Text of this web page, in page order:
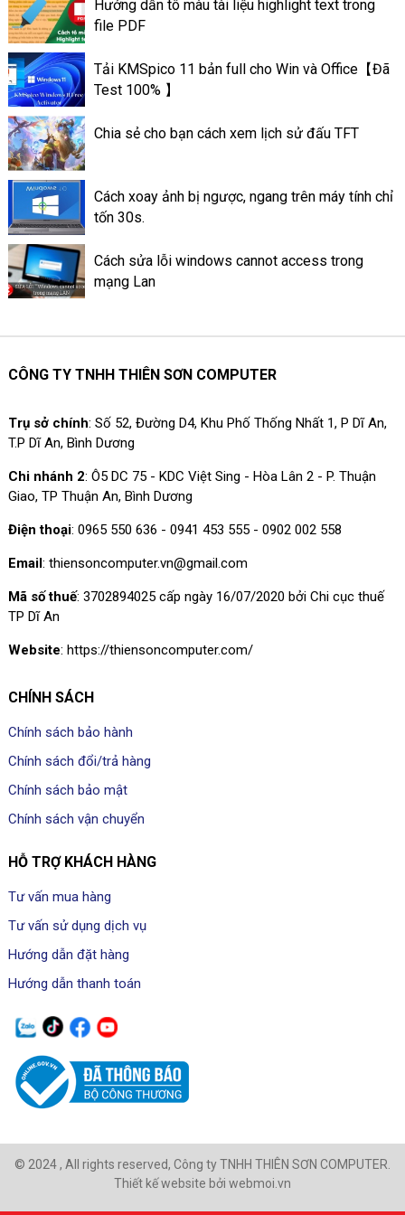
tin ngay tại nhà mà bạn không
cần phải đến trực tiếp ngân
hàng.
Hướng dẫn tô màu tài liệu highlight text trong
file PDF
Tải KMSpico 11 bản full cho Win và Office【Đã
Test 100% 】
Chia sẻ cho bạn cách xem lịch sử đấu TFT
Cách xoay ảnh bị ngược, ngang trên máy tính chỉ
tốn 30s.
Cách sửa lỗi windows cannot access trong
mạng Lan
CÔNG TY TNHH THIÊN SƠN COMPUTER
Trụ sở chính: Số 52, Đường D4, Khu Phố Thống Nhất 1, P Dĩ An,
T.P Dĩ An, Bình Dương
Chi nhánh 2: Ô5 DC 75 - KDC Việt Sing - Hòa Lân 2 - P. Thuận
Giao, TP Thuận An, Bình Dương
Điện thoại: 0965 550 636 - 0941 453 555 - 0902 002 558
Email: thiensoncomputer.vn@gmail.com
Mã số thuế: 3702894025 cấp ngày 16/07/2020 bởi Chi cục thuế
TP Dĩ An
Website: https://thiensoncomputer.com/
CHÍNH SÁCH
Chính sách bảo hành
Chính sách đổi/trả hàng
Chính sách bảo mật
Chính sách vận chuyển
HỖ TRỢ KHÁCH HÀNG
Tư vấn mua hàng
Tư vấn sử dụng dịch vụ
Hướng dẫn đặt hàng
Hướng dẫn thanh toán
© 2024 , All rights reserved, Công ty TNHH THIÊN SƠN COMPUTER.
Thiết kế website bởi webmoi.vn